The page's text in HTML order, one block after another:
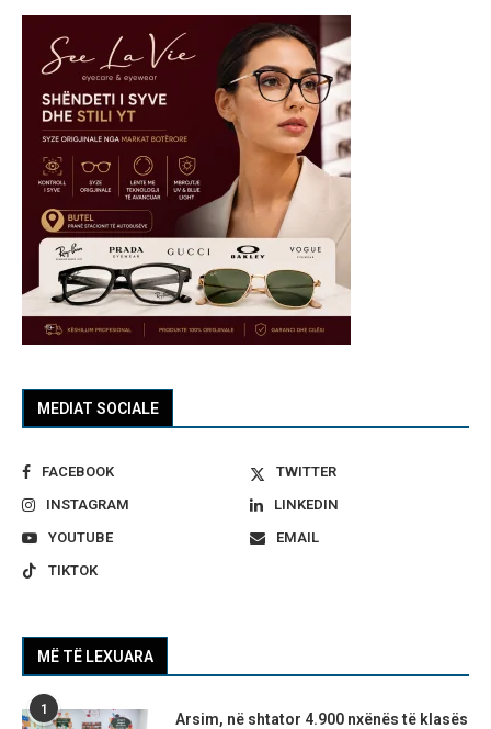
MEDIAT SOCIALE
FACEBOOK
TWITTER
INSTAGRAM
LINKEDIN
YOUTUBE
EMAIL
TIKTOK
MË TË LEXUARA
1
Arsim, në shtator 4.900 nxënës të klasës